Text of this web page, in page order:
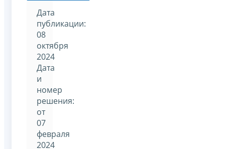
Дата
публикации:
08
октября
2024
Дата
и
номер
решения:
от
07
февраля
2024